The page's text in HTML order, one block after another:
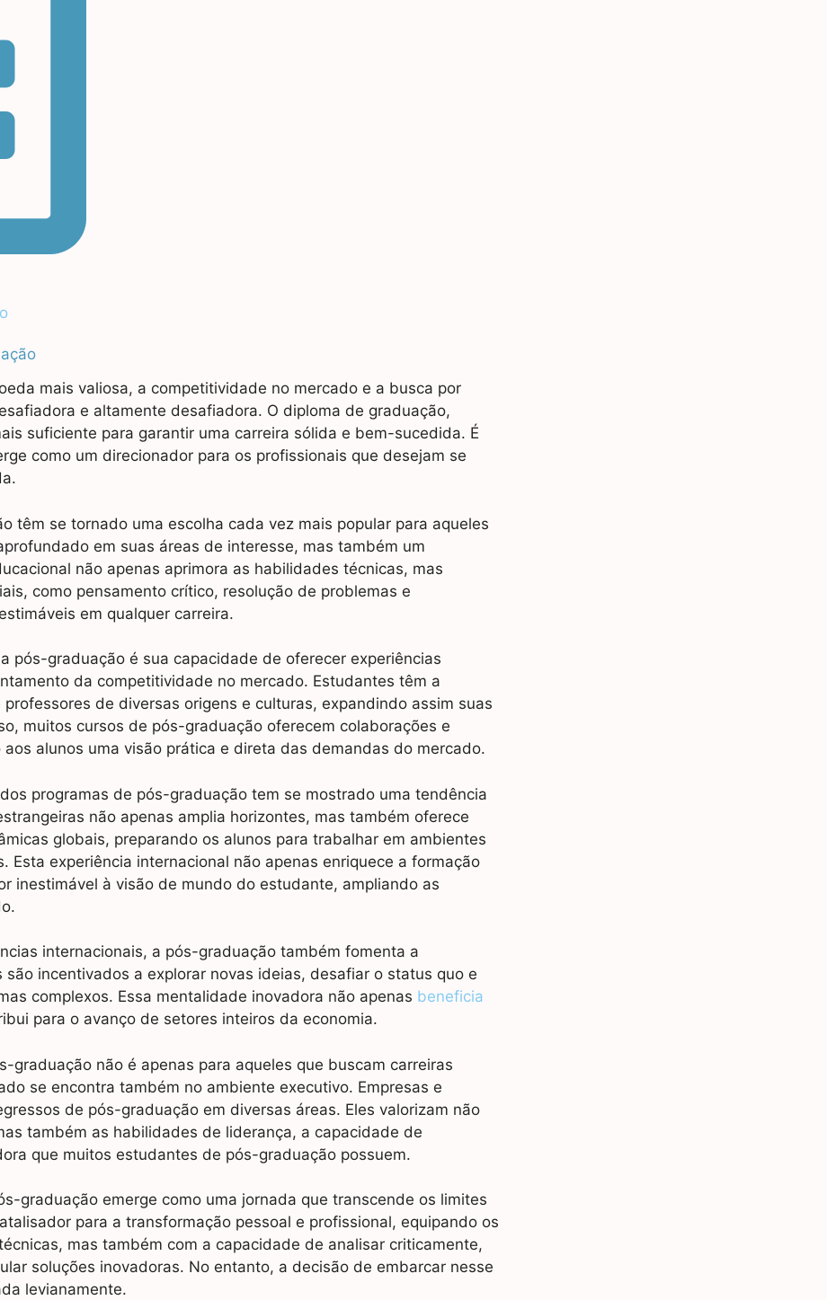
mais valiosa, a competitividade no mercado e a busca por
e altamente desafiadora. O diploma de graduação,
suficiente para garantir uma carreira sólida e bem-sucedida. É
como um direcionador para os profissionais que desejam se
têm se tornado uma escolha cada vez mais popular para aqueles
em suas áreas de interesse, mas também um
não apenas aprimora as habilidades técnicas, mas
como pensamento crítico, resolução de problemas e
em qualquer carreira.
pós-graduação é sua capacidade de oferecer experiências
da competitividade no mercado. Estudantes têm a
de diversas origens e culturas, expandindo assim suas
muitos cursos de pós-graduação oferecem colaborações e
alunos uma visão prática e direta das demandas do mercado.
programas de pós-graduação tem se mostrado uma tendência
não apenas amplia horizontes, mas também oferece
globais, preparando os alunos para trabalhar em ambientes
Esta experiência internacional não apenas enriquece a formação
inestimável à visão de mundo do estudante, ampliando as
internacionais, a pós-graduação também fomenta a
incentivados a explorar novas ideias, desafiar o status quo e
complexos. Essa mentalidade inovadora não apenas beneficia
para o avanço de setores inteiros da economia.
graduação não é apenas para aqueles que buscam carreiras
se encontra também no ambiente executivo. Empresas e
de pós-graduação em diversas áreas. Eles valorizam não
também as habilidades de liderança, a capacidade de
que muitos estudantes de pós-graduação possuem.
graduação emerge como uma jornada que transcende os limites
para a transformação pessoal e profissional, equipando os
mas também com a capacidade de analisar criticamente,
soluções inovadoras. No entanto, a decisão de embarcar nesse
levianamente.